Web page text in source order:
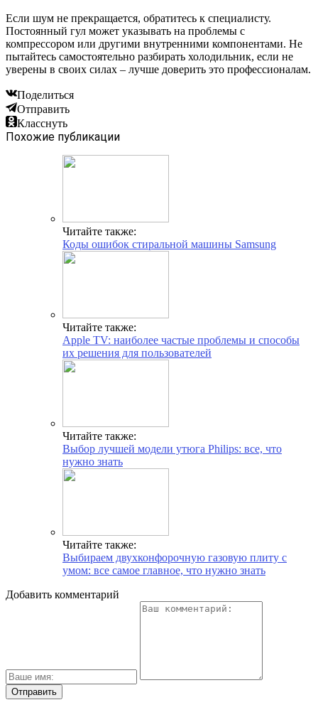
Если шум не прекращается, обратитесь к специалисту.
Постоянный гул может указывать на проблемы с
компрессором или другими внутренними компонентами. Не
пытайтесь самостоятельно разбирать холодильник, если не
уверены в своих силах – лучше доверить это профессионалам.
Поделиться
Отправить
Класснуть
Похожие публикации
Читайте также:
Коды ошибок стиральной машины Samsung
Читайте также:
Apple TV: наиболее частые проблемы и способы
их решения для пользователей
Читайте также:
Выбор лучшей модели утюга Philips: все, что
нужно знать
Читайте также:
Выбираем двухконфорочную газовую плиту с
умом: все самое главное, что нужно знать
Добавить комментарий